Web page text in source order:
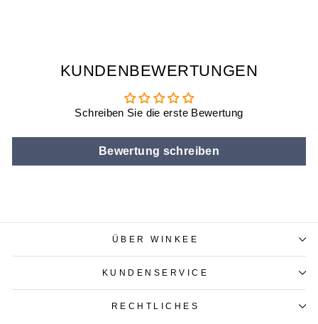
KUNDENBEWERTUNGEN
Schreiben Sie die erste Bewertung
Bewertung schreiben
ÜBER WINKEE
KUNDENSERVICE
RECHTLICHES